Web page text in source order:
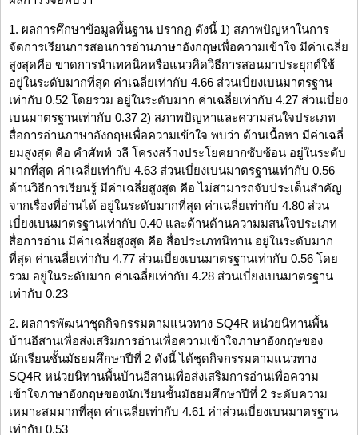
1. ผลการศึกษาข้อมูลพื้นฐาน ปรากฎ ดังนี้ 1) สภาพปัญหาในการ
จัดการเรียนการสอนการอ่านภาษาอังกฤษเพื่อความเข้าใจ มีค่าเฉลี่ย
สูงสุดคือ ขาดการนำเทคนิคหรือแนวคิดวิธีการสอนมาประยุกต์ใช้
อยู่ในระดับมากที่สุด ค่าเฉลี่ยเท่ากับ 4.66 ส่วนเบี่ยงเบนมาตรฐาน
เท่ากับ 0.52 โดยรวม อยู่ในระดับมาก ค่าเฉลี่ยเท่ากับ 4.27 ส่วนเบี่ยง
เบนมาตรฐานเท่ากับ 0.37 2) สภาพปัญหาและความสนใจประเภท
สื่อการอ่านภาษาอังกฤษเพื่อความเข้าใจ พบว่า ด้านเนื้อหา มีค่าเฉลี่
ยมสูงสุด คือ คำศัพท์ วลี โครงสร้างประโยคยากซับซ้อน อยู่ในระดับ
มากที่สุด ค่าเฉลี่ยเท่ากับ 4.63 ส่วนเบี่ยงเบนมาตรฐานเท่ากับ 0.56
ด้านวิธีการเรียนรู้ มีค่าเฉลี่ยสูงสุด คือ ไม่สามารถจับประเด็นสำคัญ
จากเรื่องที่อ่านได้ อยู่ในระดับมากที่สุด ค่าเฉลี่ยเท่ากับ 4.80 ส่วน
เบี่ยงเบนมาตรฐานเท่ากับ 0.40 และด้านด้านความมสนใจประเภท
สื่อการอ่าน มีค่าเฉลี่ยสูงสุด คือ สื่อประเภทนิทาน อยู่ในระดับมาก
ที่สุด ค่าเฉลี่ยเท่ากับ 4.77 ส่วนเบี่ยงเบนมาตรฐานเท่ากับ 0.56 โดย
รวม อยู่ในระดับมาก ค่าเฉลี่ยเท่ากับ 4.28 ส่วนเบี่ยงเบนมาตรฐาน
เท่ากับ 0.23
2. ผลการพัฒนาชุดกิจกรรมตามแนวทาง SQ4R หน่วยนิทานพื้น
บ้านอีสานเพื่อส่งเสริมการอ่านเพื่อความเข้าใจภาษาอังกฤษของ
นักเรียนชั้นมัธยมศึกษาปีที่ 2 ดังนี้ ได้ชุดกิจกรรมตามแนวทาง
SQ4R หน่วยนิทานพื้นบ้านอีสานเพื่อส่งเสริมการอ่านเพื่อความ
เข้าใจภาษาอังกฤษของนักเรียนชั้นมัธยมศึกษาปีที่ 2 ระดับความ
เหมาะสมมากที่สุด ค่าเฉลี่ยเท่ากับ 4.61 ค่าส่วนเบี่ยงเบนมาตรฐาน
เท่ากับ 0.53